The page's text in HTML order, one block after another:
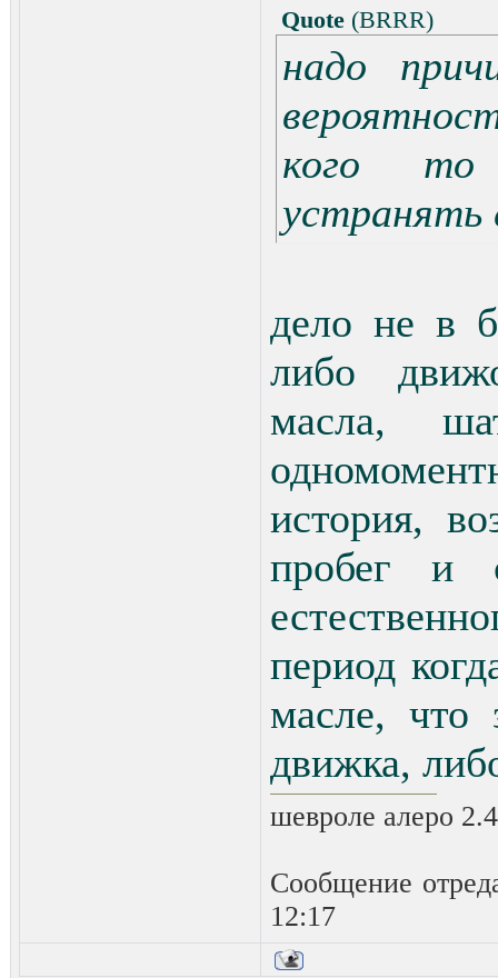
Quote (BRRR)
надо
кого то
устранять
дело не в
либо
масла,
история,
пробег и
период
масле, что
движка,
шевроле алеро
Сообщение
12:17